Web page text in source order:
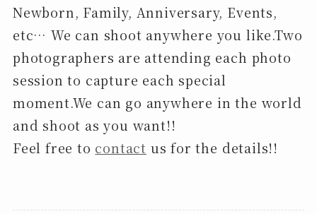
Newborn, Family, Anniversary, Events,
etc… We can shoot anywhere you like.Two
photographers are attending each photo
session to capture each special
moment.We can go anywhere in the world
and shoot as you want!!
Feel free to contact us for the details!!